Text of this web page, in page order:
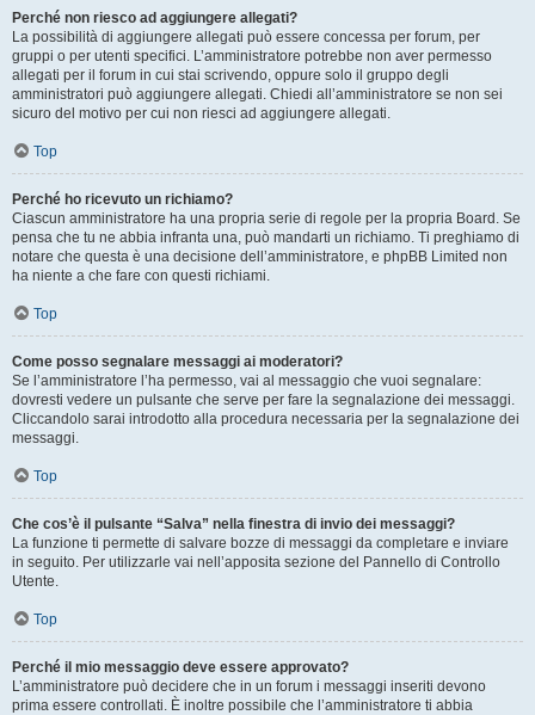
Perché non riesco ad aggiungere allegati?
La possibilità di aggiungere allegati può essere concessa per forum, per
gruppi o per utenti specifici. L’amministratore potrebbe non aver permesso
allegati per il forum in cui stai scrivendo, oppure solo il gruppo degli
amministratori può aggiungere allegati. Chiedi all’amministratore se non sei
sicuro del motivo per cui non riesci ad aggiungere allegati.
Top
Perché ho ricevuto un richiamo?
Ciascun amministratore ha una propria serie di regole per la propria Board. Se
pensa che tu ne abbia infranta una, può mandarti un richiamo. Ti preghiamo di
notare che questa è una decisione dell’amministratore, e phpBB Limited non
ha niente a che fare con questi richiami.
Top
Come posso segnalare messaggi ai moderatori?
Se l’amministratore l’ha permesso, vai al messaggio che vuoi segnalare:
dovresti vedere un pulsante che serve per fare la segnalazione dei messaggi.
Cliccandolo sarai introdotto alla procedura necessaria per la segnalazione dei
messaggi.
Top
Che cos’è il pulsante “Salva” nella finestra di invio dei messaggi?
La funzione ti permette di salvare bozze di messaggi da completare e inviare
in seguito. Per utilizzarle vai nell’apposita sezione del Pannello di Controllo
Utente.
Top
Perché il mio messaggio deve essere approvato?
L’amministratore può decidere che in un forum i messaggi inseriti devono
prima essere controllati. È inoltre possibile che l’amministratore ti abbia